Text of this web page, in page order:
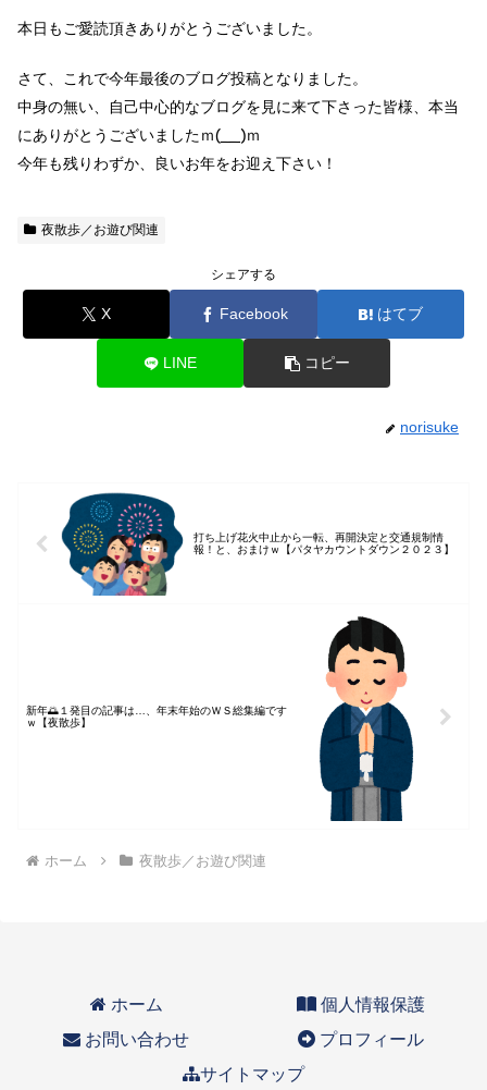
本日もご愛読頂きありがとうございました。
さて、これで今年最後のブログ投稿となりました。
中身の無い、自己中心的なブログを見に来て下さった皆様、本当
にありがとうございましたｍ(__)ｍ
今年も残りわずか、良いお年をお迎え下さい！
夜散歩／お遊び関連
シェアする
X Facebook はてブ
LINE コピー
norisuke
打ち上げ花火中止から一転、再開決定と交通規制情
報！と、おまけｗ【パタヤカウントダウン２０２３】
新年🌅１発目の記事は…、年末年始のＷＳ総集編です
ｗ【夜散歩】
ホーム 夜散歩／お遊び関連
ホーム
個人情報保護
お問い合わせ
プロフィール
サイトマップ